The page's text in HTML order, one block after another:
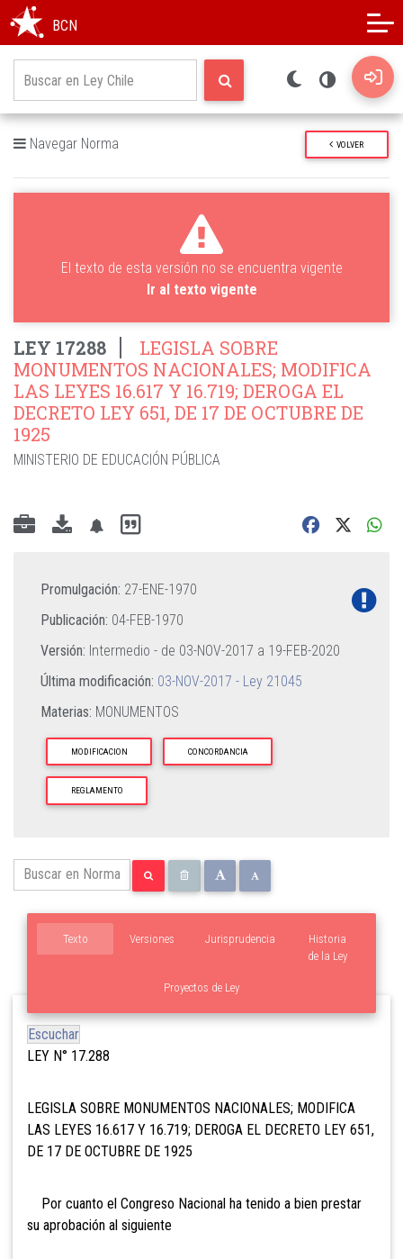
BCN
Navegar Norma VOLVER
El texto de esta versión no se encuentra vigente
Ir al texto vigente
LEY 17288
LEGISLA SOBRE
MONUMENTOS NACIONALES; MODIFICA
LAS LEYES 16.617 Y 16.719; DEROGA EL
DECRETO LEY 651, DE 17 DE OCTUBRE DE
1925
MINISTERIO DE EDUCACIÓN PÚBLICA
Promulgación: 27-ENE-1970
Publicación: 04-FEB-1970
Versión: Intermedio - de 03-NOV-2017 a 19-FEB-2020
Última modificación: 03-NOV-2017 - Ley 21045
Materias: MONUMENTOS
MODIFICACION CONCORDANCIA
REGLAMENTO
Texto Versiones
Proyectos de Ley
Historia
de la Ley
Jurisprudencia
Escuchar
LEY N° 17.288
LEGISLA SOBRE MONUMENTOS NACIONALES; MODIFICA
LAS LEYES 16.617 Y 16.719; DEROGA EL DECRETO LEY 651,
DE 17 DE OCTUBRE DE 1925
Por cuanto el Congreso Nacional ha tenido a bien prestar
su aprobación al siguiente